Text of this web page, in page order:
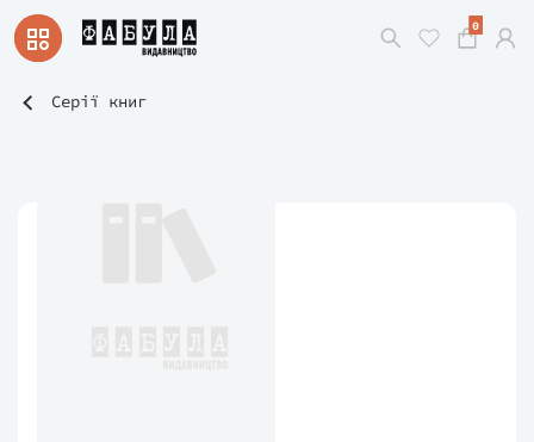
0
Серії книг